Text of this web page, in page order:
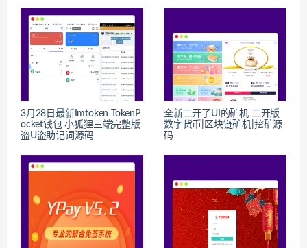
3月28日最新Imtoken TokenP
ocket钱包 小狐狸三端完整版
盗U盗助记词源码
全新二开了UI的矿机 二开版
数字货币|区块链矿机|挖矿源
码